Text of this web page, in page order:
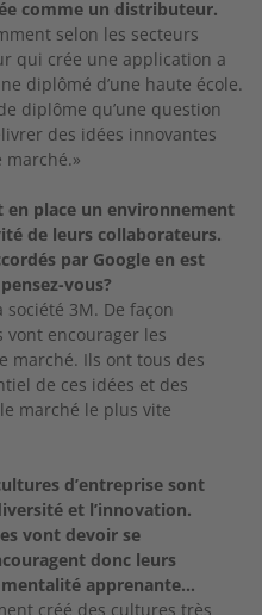
comme un distributeur.
selon les secteurs
qui crée une application a
diplômé d’une haute école.
diplôme qu’une question
des idées innovantes
place un environnement
de leurs collaborateurs.
par Google en est
vous?
3M. De façon
vont encourager les
marché. Ils ont tous des
de ces idées et des
marché le plus vite
d’entreprise sont
et l’innovation.
vont devoir se
donc leurs
apprenante…
créé des cultures très